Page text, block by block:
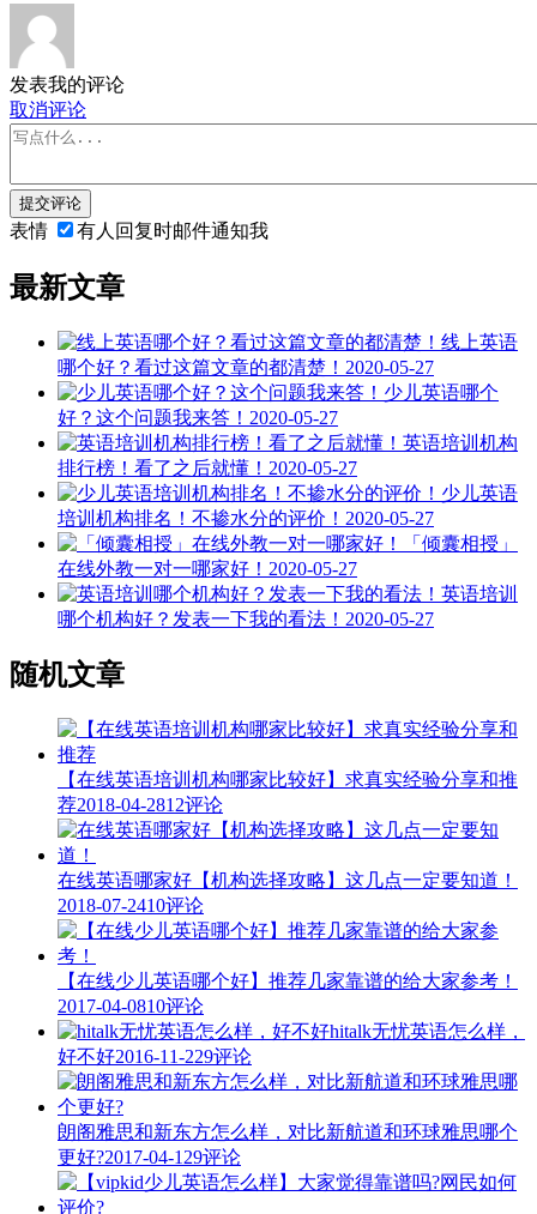
发表我的评论
取消评论
提交评论
表情 有人回复时邮件通知我
最新文章
线上英语
哪个好？看过这篇文章的都清楚！ 2020-05-27
少儿英语哪个
好？这个问题我来答！ 2020-05-27
英语培训机构
排行榜！看了之后就懂！ 2020-05-27
少儿英语
培训机构排名！不掺水分的评价！ 2020-05-27
「倾囊相授」
在线外教一对一哪家好！ 2020-05-27
英语培训
哪个机构好？发表一下我的看法！ 2020-05-27
随机文章
【在线英语培训机构哪家比较好】求真实经验分享和推
荐2018-04-2812评论
在线英语哪家好【机构选择攻略】这几点一定要知道！
2018-07-2410评论
【在线少儿英语哪个好】推荐几家靠谱的给大家参考！
2017-04-0810评论
hitalk无忧英语怎么样，
好不好2016-11-229评论
朗阁雅思和新东方怎么样，对比新航道和环球雅思哪个
更好?2017-04-129评论